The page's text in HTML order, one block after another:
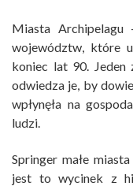
Miasta Archipelagu
województw, które
koniec lat 90. Jeden
odwiedza je, by
wpłynęła na
ludzi.
Springer małe
jest to wycinek z